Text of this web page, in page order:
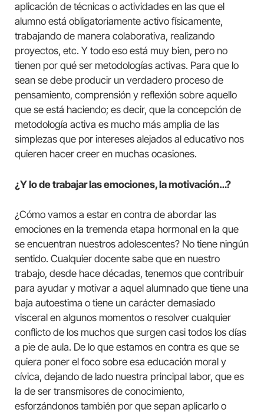
aplicación de técnicas o actividades en las que el
alumno está obligatoriamente activo físicamente,
trabajando de manera colaborativa, realizando
proyectos, etc. Y todo eso está muy bien, pero no
tienen por qué ser metodologías activas. Para que lo
sean se debe producir un verdadero proceso de
pensamiento, comprensión y reflexión sobre aquello
que se está haciendo; es decir, que la concepción de
metodología activa es mucho más amplia de las
simplezas que por intereses alejados al educativo nos
quieren hacer creer en muchas ocasiones.
¿Y lo de trabajar las emociones, la motivación…?
¿Cómo vamos a estar en contra de abordar las
emociones en la tremenda etapa hormonal en la que
se encuentran nuestros adolescentes? No tiene ningún
sentido. Cualquier docente sabe que en nuestro
trabajo, desde hace décadas, tenemos que contribuir
para ayudar y motivar a aquel alumnado que tiene una
baja autoestima o tiene un carácter demasiado
visceral en algunos momentos o resolver cualquier
conflicto de los muchos que surgen casi todos los días
a pie de aula. De lo que estamos en contra es que se
quiera poner el foco sobre esa educación moral y
cívica, dejando de lado nuestra principal labor, que es
la de ser transmisores de conocimiento,
esforzándonos también por que sepan aplicarlo o